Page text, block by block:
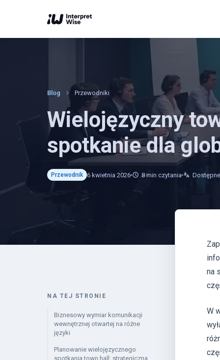
Blog Przewodniki
Wielojęzyczny
spotkanie dla
Przewodnik 6 kwietnia 2026 8 min czytania
NA TEJ STRONIE
Biznesowy wymiar komunikacji
wewnętrznej otwartej na różne
języki
Planowanie wielojęzycznego
spotkania town hall: strategiczna
na
W